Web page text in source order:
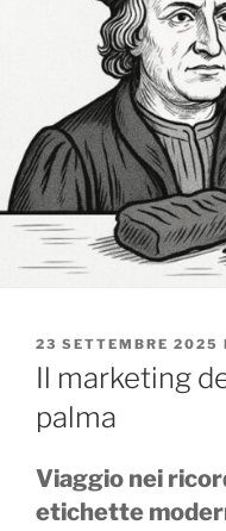
PUBBLICATO
IL
23 SETTEMBRE 2025
Il marketing
palma
Viaggio nei
etichette